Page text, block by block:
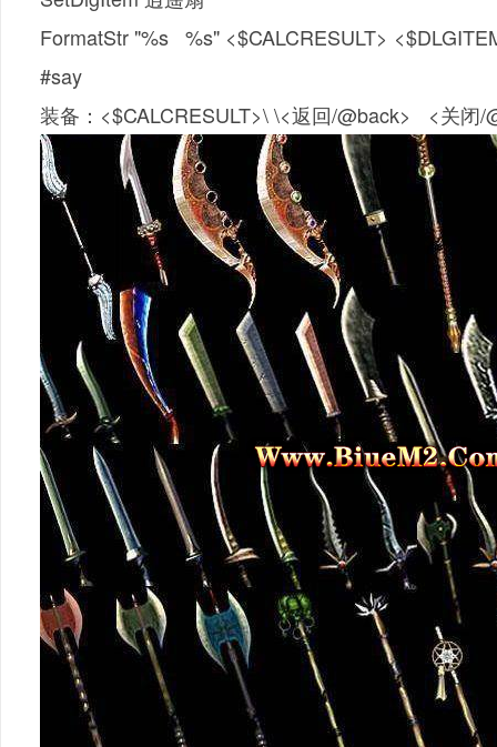
FormatStr "%s %s" <$CALCRESULT>
#say
装备：<$CALCRESULT>\ \<返回/@back> <关闭/